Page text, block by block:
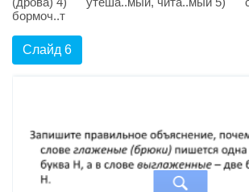
бормоч..т
Слайд 6